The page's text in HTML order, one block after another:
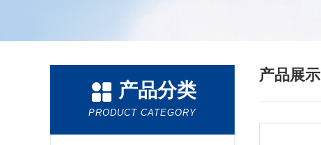
产品分类
PRODUCT CATEGORY
产品展示